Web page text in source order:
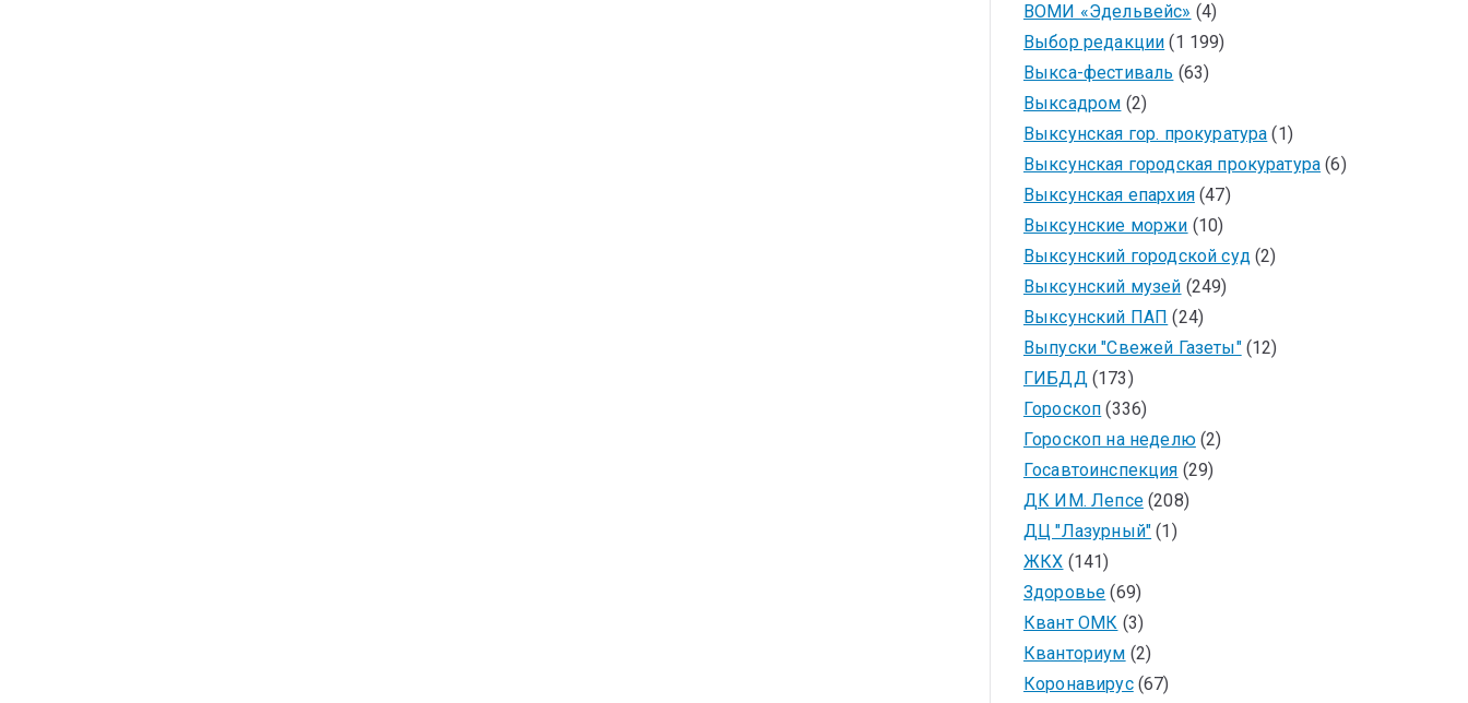
ВОМИ «Эдельвейс» (4)
Выбор редакции (1 199)
Выкса-фестиваль (63)
Выксадром (2)
Выксунская гор. прокуратура (1)
Выксунская городская прокуратура (6)
Выксунская епархия(47)
Выксунские моржи (10)
Выксунский городской суд(2)
Выксунский музей (249)
Выксунский ПАП (24)
Выпуски "Свежей Газеты"(12)
ГИБДД(173)
Гороскоп (336)
Гороскоп на неделю(2)
Госавтоинспекция (29)
ДК ИМ. Лепсе(208)
ДЦ "Лазурный" (1)
ЖКХ (141)
Здоровье (69)
Квант ОМК (3)
Кванториум (2)
Коронавирус(67)